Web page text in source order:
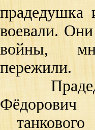
прадедушка
воевали.
войны,
пережили.
танкового